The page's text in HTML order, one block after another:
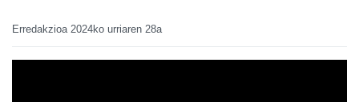
Erredakzioa 2024ko urriaren 28a